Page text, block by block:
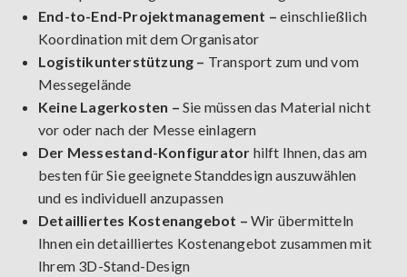
End-to-End-Projektmanagement – einschließlich
Koordination mit dem Organisator
Logistikunterstützung – Transport zum und vom
Messegelände
Keine Lagerkosten – Sie müssen das Material nicht
vor oder nach der Messe einlagern
Der Messestand-Konfigurator hilft Ihnen, das am
besten für Sie geeignete Standdesign auszuwählen
und es individuell anzupassen
Detailliertes Kostenangebot – Wir übermitteln
Ihnen ein detailliertes Kostenangebot zusammen mit
Ihrem 3D-Stand-Design